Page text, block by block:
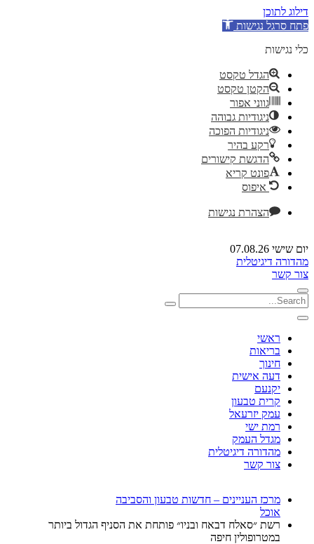
דילוג לתוכן
פתח סרגל נגישות
כלי נגישות
הגדל טקסט
הקטן טקסט
גווני אפור
ניגודיות גבוהה
ניגודיות הפוכה
רקע בהיר
הדגשת קישורים
פונט קריא
איפוס
הצהרת נגישות
יום שישי 07.08.26
מהדורה דיגיטלית
צור קשר
ראשי
בריאות
חינוך
דעה אישית
יקנעם
קרית טבעון
עמק יזרעאל
רמת ישי
מגדל העמק
מהדורה דיגיטלית
צור קשר
מרכז העניינים – חדשות טבעון והסביבה
אוכל
רשת ״סאלח דבאח ובניו״ פותחת את הסניף הגדול ביותר
במטרופולין חיפה